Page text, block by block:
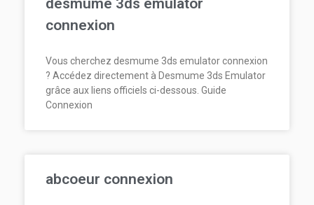
connexion
Vous cherchez desmume 3ds emulator connexion
? Accédez directement à Desmume 3ds Emulator
grâce aux liens officiels ci-dessous. Guide
Connexion
abcoeur connexion